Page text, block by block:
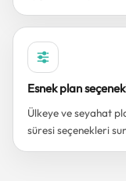
Esnek plan
Ülkeye ve seyahat
süresi seçenekleri